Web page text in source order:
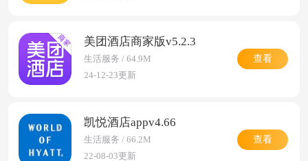
美团酒店商家版v5.2.3
生活服务 / 64.9M
24-12-23更新
查看
凯悦酒店appv4.66
生活服务 / 66.2M
22-08-03更新
查看